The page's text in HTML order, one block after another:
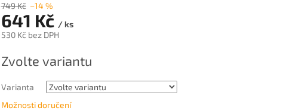
749 Kč –14 %
641 Kč / ks
530 Kč bez DPH
cena:
Zvolte variantu
Varianta
Možnosti doručení